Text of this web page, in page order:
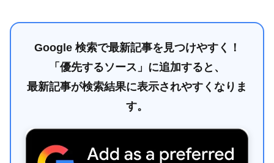
Google 検索で最新記事を見つけやすく！
「優先するソース」に追加すると、
最新記事が検索結果に表示されやすくなりま
す。